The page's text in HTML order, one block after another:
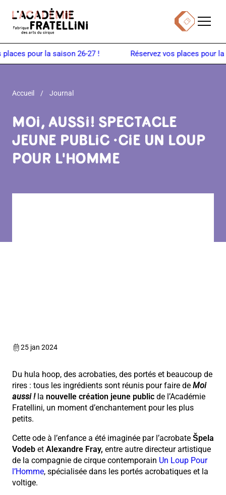
Billetterie
Menu
pour la saison 26-27 !
Accueil Journal
MOI, AUSSI ! SPECTACLE
JEUNE PUBLIC · CIE UN LOUP
POUR L'HOMME
25 jan 2024
Du hula hoop, des acrobaties, des portés et beaucoup de
rires : tous les ingrédients sont réunis pour faire de Moi
aussi ! la nouvelle création jeune public de l’Académie
Fratellini, un moment d’enchantement pour les plus
petits.
Cette ode à l’enfance a été imaginée par l’acrobate Špela
Vodeb et Alexandre Fray, entre autre directeur artistique
de la compagnie de cirque contemporain Un Loup Pour
l’Homme, spécialisée dans les portés acrobatiques et la
voltige.
Panneau de gestion des cookies